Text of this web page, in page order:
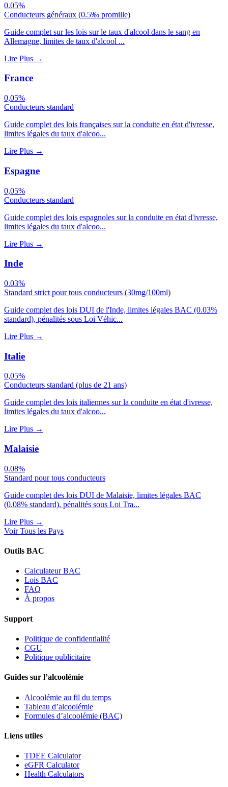
0.05%
Conducteurs généraux (0.5‰ promille)
Guide complet sur les lois sur le taux d'alcool dans le sang en
Allemagne, limites de taux d'alcool ...
Lire Plus →
France
0,05%
Conducteurs standard
Guide complet des lois françaises sur la conduite en état d'ivresse,
limites légales du taux d'alcoo...
Lire Plus →
Espagne
0,05%
Conducteurs standard
Guide complet des lois espagnoles sur la conduite en état d'ivresse,
limites légales du taux d'alcoo...
Lire Plus →
Inde
0.03%
Standard strict pour tous conducteurs (30mg/100ml)
Guide complet des lois DUI de l'Inde, limites légales BAC (0.03%
standard), pénalités sous Loi Véhic...
Lire Plus →
Italie
0,05%
Conducteurs standard (plus de 21 ans)
Guide complet des lois italiennes sur la conduite en état d'ivresse,
limites légales du taux d'alcoo...
Lire Plus →
Malaisie
0.08%
Standard pour tous conducteurs
Guide complet des lois DUI de Malaisie, limites légales BAC
(0.08% standard), pénalités sous Loi Tra...
Lire Plus →
Voir Tous les Pays
Outils BAC
Calculateur BAC
Lois BAC
FAQ
À propos
Support
Politique de confidentialité
CGU
Politique publicitaire
Guides sur l’alcoolémie
Alcoolémie au fil du temps
Tableau d’alcoolémie
Formules d’alcoolémie (BAC)
Liens utiles
TDEE Calculator
eGFR Calculator
Health Calculators